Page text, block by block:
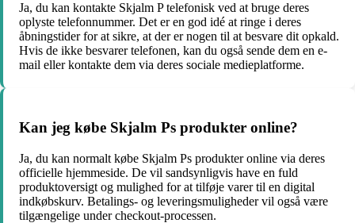
Ja, du kan kontakte Skjalm P telefonisk ved at bruge deres
oplyste telefonnummer. Det er en god idé at ringe i deres
åbningstider for at sikre, at der er nogen til at besvare dit opkald.
Hvis de ikke besvarer telefonen, kan du også sende dem en e-
mail eller kontakte dem via deres sociale medieplatforme.
Kan jeg købe Skjalm Ps produkter online?
Ja, du kan normalt købe Skjalm Ps produkter online via deres
officielle hjemmeside. De vil sandsynligvis have en fuld
produktoversigt og mulighed for at tilføje varer til en digital
indkøbskurv. Betalings- og leveringsmuligheder vil også være
tilgængelige under checkout-processen.